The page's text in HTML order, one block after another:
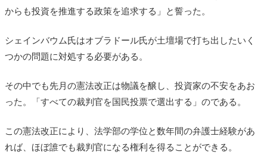
からも投資を推進する政策を追求する」と誓った。
シェインバウム氏はオブラドール氏が土壇場で打ち出したいく
つかの問題に対処する必要がある。
その中でも先月の憲法改正は物議を醸し、投資家の不安をあお
った。
「すべての裁判官を国民投票で選出する」のである。
この憲法改正により、法学部の学位と数年間の弁護士経験があ
れば、ほぼ誰でも裁判官になる権利を得ることができる。